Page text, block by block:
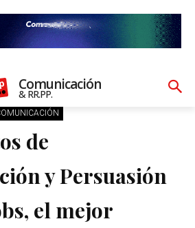
Comunicación
& RR.PP.
de
y Persuasión
el mejor